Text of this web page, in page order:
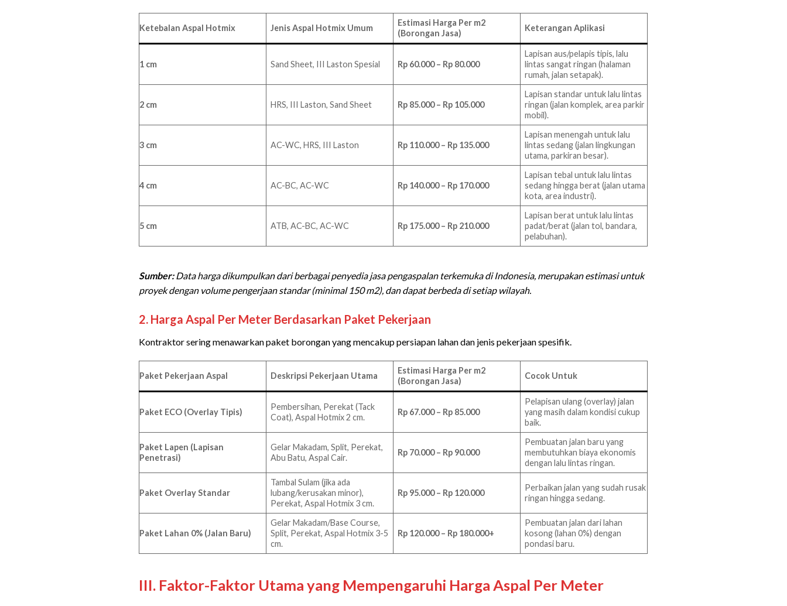
Ketebalan Aspal Hotmix Jenis Aspal Hotmix Umum
Estimasi Harga Per m2
(Borongan Jasa)
Keterangan Aplikasi
1 cm Sand Sheet, III Laston Spesial Rp 60.000 – Rp 80.000
Lapisan aus/pelapis tipis, lalu
lintas sangat ringan (halaman
rumah, jalan setapak).
2 cm HRS, III Laston, Sand Sheet Rp 85.000 – Rp 105.000
Lapisan standar untuk lalu lintas
ringan (jalan komplek, area parkir
mobil).
3 cm AC-WC, HRS, III Laston Rp 110.000 – Rp 135.000
Lapisan menengah untuk lalu
lintas sedang (jalan lingkungan
utama, parkiran besar).
4 cm AC-BC, AC-WC Rp 140.000 – Rp 170.000
Lapisan tebal untuk lalu lintas
sedang hingga berat (jalan utama
kota, area industri).
5 cm ATB, AC-BC, AC-WC Rp 175.000 – Rp 210.000
Lapisan berat untuk lalu lintas
padat/berat (jalan tol, bandara,
pelabuhan).
Sumber:Data harga dikumpulkan dari berbagai penyedia jasa pengaspalan terkemuka di Indonesia, merupakan estimasi untuk
proyek dengan volume pengerjaan standar (minimal 150 m2), dan dapat berbeda di setiap wilayah.
2. Harga Aspal Per Meter Berdasarkan Paket Pekerjaan
Kontraktor sering menawarkan paket borongan yang mencakup persiapan lahan dan jenis pekerjaan spesifik.
Paket Pekerjaan Aspal Deskripsi Pekerjaan Utama
Estimasi Harga Per m2
(Borongan Jasa)
Cocok Untuk
Paket ECO (Overlay Tipis)
Pembersihan, Perekat (Tack
Coat), Aspal Hotmix 2 cm.
Rp 67.000 – Rp 85.000
Pelapisan ulang (overlay) jalan
yang masih dalam kondisi cukup
baik.
Paket Lapen (Lapisan
Penetrasi)
Gelar Makadam, Split, Perekat,
Abu Batu, Aspal Cair.
Rp 70.000 – Rp 90.000
Pembuatan jalan baru yang
membutuhkan biaya ekonomis
dengan lalu lintas ringan.
Paket Overlay Standar
Tambal Sulam (jika ada
lubang/kerusakan minor),
Perekat, Aspal Hotmix 3 cm.
Rp 95.000 – Rp 120.000
Perbaikan jalan yang sudah rusak
ringan hingga sedang.
Paket Lahan 0% (Jalan Baru)
Gelar Makadam/Base Course,
Split, Perekat, Aspal Hotmix 3-5
cm.
Rp 120.000 – Rp 180.000+
Pembuatan jalan dari lahan
kosong (lahan 0%) dengan
pondasi baru.
III. Faktor-Faktor Utama yang Mempengaruhi Harga Aspal Per Meter